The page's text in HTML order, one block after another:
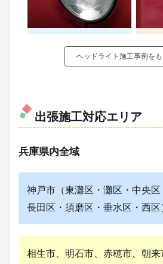
ヘッドライト施工事例を
出張施工対応エリア
兵庫県内全域
神戸市（東灘区・灘区・中央区
長田区・須磨区・垂水区・西
相生市、明石市、赤穂市、朝